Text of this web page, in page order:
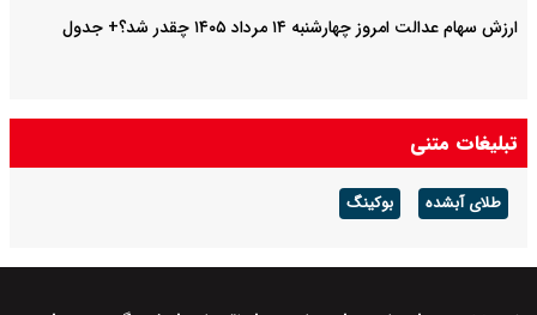
ارزش سهام عدالت امروز چهارشنبه ۱۴ مرداد ۱۴۰۵ چقدر شد؟+ جدول
تبلیغات متنی
طلای آبشده بوکینگ